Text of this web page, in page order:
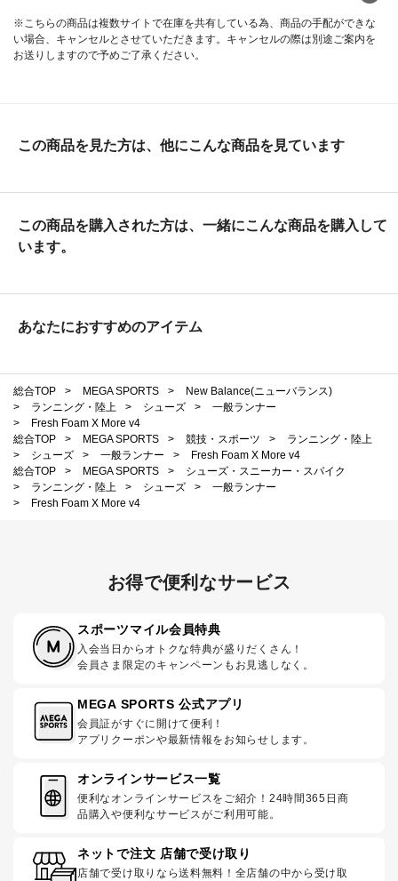
※こちらの商品は複数サイトで在庫を共有している為、商品の手配ができな
い場合、キャンセルとさせていただきます。キャンセルの際は別途ご案内を
お送りしますので予めご了承ください。
この商品を見た方は、他にこんな商品を見ています
この商品を購入された方は、一緒にこんな商品を購入して
います。
あなたにおすすめのアイテム
総合TOP > MEGA SPORTS >
New Balance(ニューバランス)
>
ランニング・陸上 > シューズ >
一般ランナー
>
Fresh Foam X More v4
総合TOP
> MEGA SPORTS > 競技・スポーツ >
ランニング・陸上
>
シューズ > 一般ランナー >
Fresh Foam X More v4
総合TOP
> MEGA SPORTS >
シューズ・スニーカー・スパイク
>
ランニング・陸上 > シューズ >
一般ランナー
>
Fresh Foam X More v4
お得で便利なサービス
スポーツマイル会員特典
入会当日からオトクな特典が盛りだくさん！
会員さま限定のキャンペーンもお見逃しなく。
MEGA SPORTS 公式アプリ
会員証がすぐに開けて便利！
アプリクーポンや最新情報をお知らせします。
オンラインサービス一覧
便利なオンラインサービスをご紹介！24時間365日商
品購入や便利なサービスがご利用可能。
ネットで注文 店舗で受け取り
店舗で受け取りなら送料無料！全店舗の中から受け取